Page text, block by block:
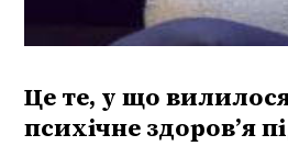
Це те, у що
психічне здоров’я